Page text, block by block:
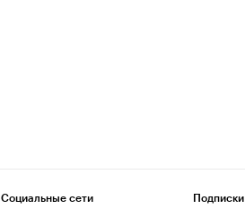
Социальные сети Подписки